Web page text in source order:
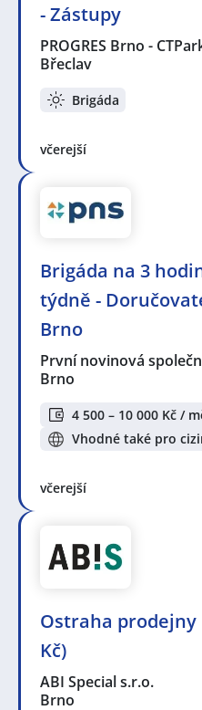
- Zástupy
PROGRES Brno -
Břeclav
Brigáda
včerejší
Brigáda na 3
týdně -
Brno
První novinová
Brno
4 500 – 10 000 Kč /
Vhodné také pro
včerejší
Ostraha prodejny
Kč)
ABI Special s.r.o.
Brno